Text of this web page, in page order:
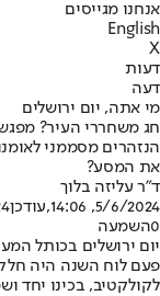
אנחנו מגייסים
English
X
דעות
דעה
מי אתה, יום ירושלים
חג משחררי העיר?
הנזהרים מסממני
את המסע?
ד"ר עליזה בלוך
5/6/2024, 14:06
,עודכן
0השמעה
יום ירושלים בכותל
פעם לוח השנה היה חלק
לקולקטיב, בכינו יחד